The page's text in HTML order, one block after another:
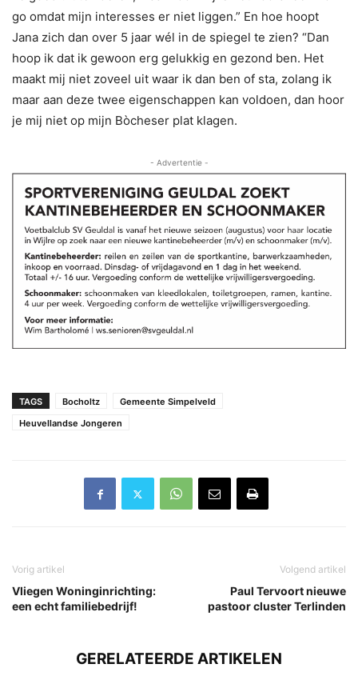
go omdat mijn interesses er niet liggen.” En hoe hoopt
Jana zich dan over 5 jaar wél in de spiegel te zien? “Dan
hoop ik dat ik gewoon erg gelukkig en gezond ben. Het
maakt mij niet zoveel uit waar ik dan ben of sta, zolang ik
maar aan deze twee eigenschappen kan voldoen, dan hoor
je mij niet op mijn Bòcheser plat klagen.
- Advertentie -
TAGS Bocholtz
Gemeente Simpelveld
Heuvellandse Jongeren
Vorig artikel
Vliegen Woninginrichting:
een echt familiebedrijf!
Volgend artikel
Paul Tervoort nieuwe
pastoor cluster Terlinden
GERELATEERDE ARTIKELEN